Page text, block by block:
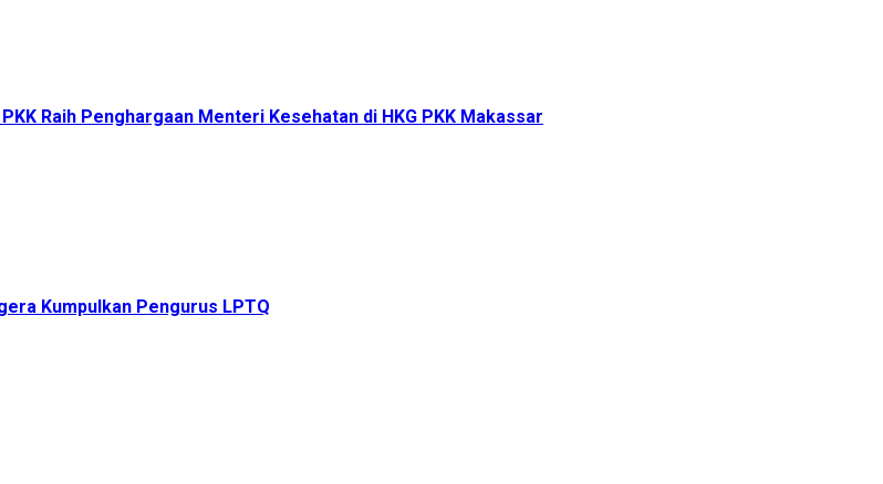
Raih Penghargaan Menteri Kesehatan di HKG PKK Makassar
Kumpulkan Pengurus LPTQ